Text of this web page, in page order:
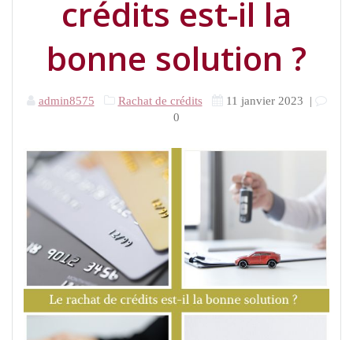
crédits est-il la
bonne solution ?
admin8575 Rachat de crédits 11 janvier 2023 |
0